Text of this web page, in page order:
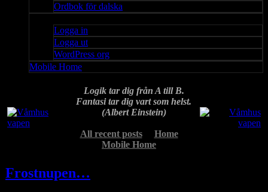
Ordbok för dalska
Logga in
Logga ut
WordPress org
Mobile Home
Logik tar dig från A till B.
Fantasi tar dig vart som helst.
(Albert Einstein)
All recent posts
Home
Mobile Home
Frostnupen…